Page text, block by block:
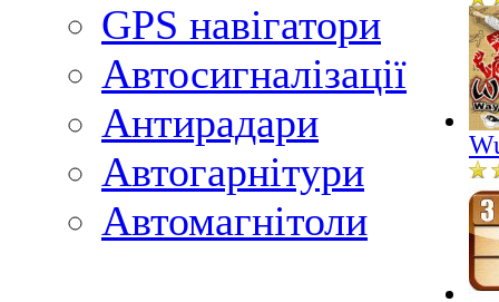
GPS навігатори
Автосигналізації
Антирадари
Автогарнітури
Автомагнітоли